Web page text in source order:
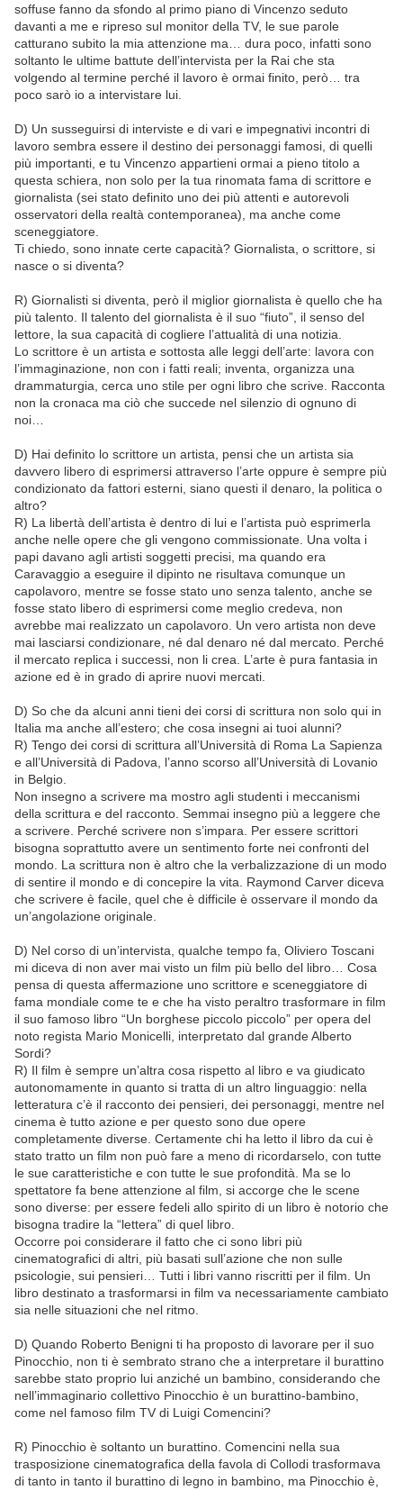
soffuse fanno da sfondo al primo piano di Vincenzo seduto
davanti a me e ripreso sul monitor della TV, le sue parole
catturano subito la mia attenzione ma… dura poco, infatti sono
soltanto le ultime battute dell’intervista per la Rai che sta
volgendo al termine perché il lavoro è ormai finito, però… tra
poco sarò io a intervistare lui.
D) Un susseguirsi di interviste e di vari e impegnativi incontri di
lavoro sembra essere il destino dei personaggi famosi, di quelli
più importanti, e tu Vincenzo appartieni ormai a pieno titolo a
questa schiera, non solo per la tua rinomata fama di scrittore e
giornalista (sei stato definito uno dei più attenti e autorevoli
osservatori della realtà contemporanea), ma anche come
sceneggiatore.
Ti chiedo, sono innate certe capacità? Giornalista, o scrittore, si
nasce o si diventa?
R) Giornalisti si diventa, però il miglior giornalista è quello che ha
più talento. Il talento del giornalista è il suo “fiuto”, il senso del
lettore, la sua capacità di cogliere l’attualità di una notizia.
Lo scrittore è un artista e sottosta alle leggi dell’arte: lavora con
l’immaginazione, non con i fatti reali; inventa, organizza una
drammaturgia, cerca uno stile per ogni libro che scrive. Racconta
non la cronaca ma ciò che succede nel silenzio di ognuno di
noi…
D) Hai definito lo scrittore un artista, pensi che un artista sia
davvero libero di esprimersi attraverso l’arte oppure è sempre più
condizionato da fattori esterni, siano questi il denaro, la politica o
altro?
R) La libertà dell’artista è dentro di lui e l’artista può esprimerla
anche nelle opere che gli vengono commissionate. Una volta i
papi davano agli artisti soggetti precisi, ma quando era
Caravaggio a eseguire il dipinto ne risultava comunque un
capolavoro, mentre se fosse stato uno senza talento, anche se
fosse stato libero di esprimersi come meglio credeva, non
avrebbe mai realizzato un capolavoro. Un vero artista non deve
mai lasciarsi condizionare, né dal denaro né dal mercato. Perché
il mercato replica i successi, non li crea. L’arte è pura fantasia in
azione ed è in grado di aprire nuovi mercati.
D) So che da alcuni anni tieni dei corsi di scrittura non solo qui in
Italia ma anche all’estero; che cosa insegni ai tuoi alunni?
R) Tengo dei corsi di scrittura all’Università di Roma La Sapienza
e all’Università di Padova, l’anno scorso all’Università di Lovanio
in Belgio.
Non insegno a scrivere ma mostro agli studenti i meccanismi
della scrittura e del racconto. Semmai insegno più a leggere che
a scrivere. Perché scrivere non s’impara. Per essere scrittori
bisogna soprattutto avere un sentimento forte nei confronti del
mondo. La scrittura non è altro che la verbalizzazione di un modo
di sentire il mondo e di concepire la vita. Raymond Carver diceva
che scrivere è facile, quel che è difficile è osservare il mondo da
un’angolazione originale.
D) Nel corso di un’intervista, qualche tempo fa, Oliviero Toscani
mi diceva di non aver mai visto un film più bello del libro… Cosa
pensa di questa affermazione uno scrittore e sceneggiatore di
fama mondiale come te e che ha visto peraltro trasformare in film
il suo famoso libro “Un borghese piccolo piccolo” per opera del
noto regista Mario Monicelli, interpretato dal grande Alberto
Sordi?
R) Il film è sempre un’altra cosa rispetto al libro e va giudicato
autonomamente in quanto si tratta di un altro linguaggio: nella
letteratura c’è il racconto dei pensieri, dei personaggi, mentre nel
cinema è tutto azione e per questo sono due opere
completamente diverse. Certamente chi ha letto il libro da cui è
stato tratto un film non può fare a meno di ricordarselo, con tutte
le sue caratteristiche e con tutte le sue profondità. Ma se lo
spettatore fa bene attenzione al film, si accorge che le scene
sono diverse: per essere fedeli allo spirito di un libro è notorio che
bisogna tradire la “lettera” di quel libro.
Occorre poi considerare il fatto che ci sono libri più
cinematografici di altri, più basati sull’azione che non sulle
psicologie, sui pensieri… Tutti i libri vanno riscritti per il film. Un
libro destinato a trasformarsi in film va necessariamente cambiato
sia nelle situazioni che nel ritmo.
D) Quando Roberto Benigni ti ha proposto di lavorare per il suo
Pinocchio, non ti è sembrato strano che a interpretare il burattino
sarebbe stato proprio lui anziché un bambino, considerando che
nell’immaginario collettivo Pinocchio è un burattino-bambino,
come nel famoso film TV di Luigi Comencini?
R) Pinocchio è soltanto un burattino. Comencini nella sua
trasposizione cinematografica della favola di Collodi trasformava
di tanto in tanto il burattino di legno in bambino, ma Pinocchio è,